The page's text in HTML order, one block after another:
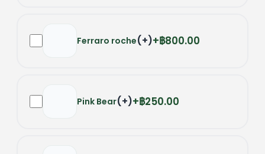
Ferraro roche(+) ฿800.00
Pink Bear(+) ฿250.00